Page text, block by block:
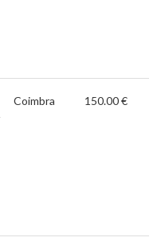
Coimbra 150.00 €